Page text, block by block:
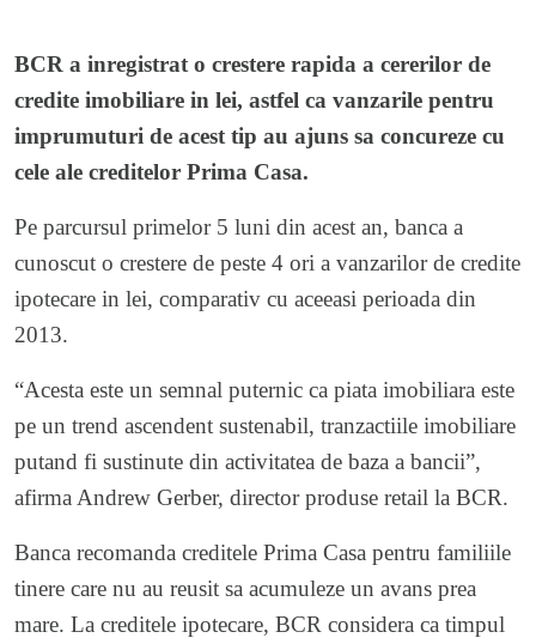
BCR a inregistrat o crestere rapida a cererilor de
credite imobiliare in lei, astfel ca vanzarile pentru
imprumuturi de acest tip au ajuns sa concureze cu
cele ale creditelor Prima Casa.
Pe parcursul primelor 5 luni din acest an, banca a
cunoscut o crestere de peste 4 ori a vanzarilor de credite
ipotecare in lei, comparativ cu aceeasi perioada din
2013.
“Acesta este un semnal puternic ca piata imobiliara este
pe un trend ascendent sustenabil, tranzactiile imobiliare
putand fi sustinute din activitatea de baza a bancii”,
afirma Andrew Gerber, director produse retail la BCR.
Banca recomanda creditele Prima Casa pentru familiile
tinere care nu au reusit sa acumuleze un avans prea
mare. La creditele ipotecare, BCR considera ca timpul